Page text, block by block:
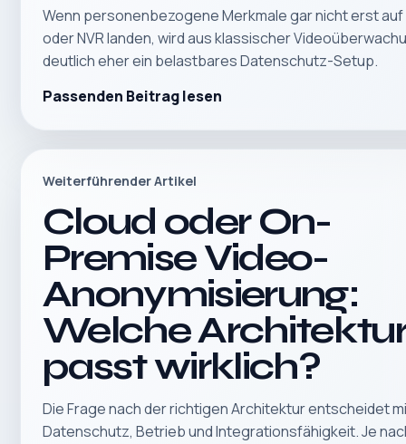
Wenn personenbezogene Merkmale gar nicht erst auf
oder NVR landen, wird aus klassischer
deutlich eher ein belastbares Datenschutz-Setup.
Passenden Beitrag lesen
Weiterführender Artikel
Cloud oder On-
Premise Video-
Anonymisierung:
Welche
passt wirklich?
Die Frage nach der richtigen Architektur entscheidet
Datenschutz, Betrieb und Integrationsfähigkeit. Je